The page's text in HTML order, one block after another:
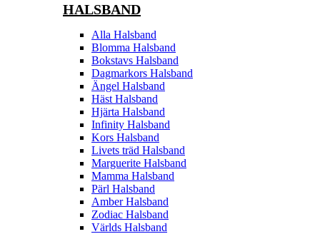
HALSBAND
Alla Halsband
Blomma Halsband
Bokstavs Halsband
Dagmarkors Halsband
Ängel Halsband
Häst Halsband
Hjärta Halsband
Infinity Halsband
Kors Halsband
Livets träd Halsband
Marguerite Halsband
Mamma Halsband
Pärl Halsband
Amber Halsband
Zodiac Halsband
Världs Halsband